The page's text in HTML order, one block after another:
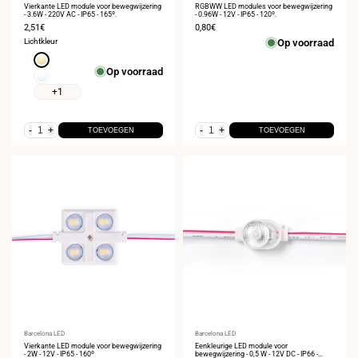
Vierkante LED module voor bewegwijzering
- 3.6W - 220V AC - IP65 - 165º.
Verkoopprijs
2,51€
Lichtkleur
Warm
3000K
+1
Op voorraad
- + TOEVOEGEN
RGBWW LED modules voor bewegwijzering
- 0.96W - 12V - IP65 - 120º.
Verkoopprijs
0,80€
Op voorraad
- + TOEVOEGEN
Leverancier:
Barcelona LED
Vierkante LED module voor bewegwijzering
- 2W - 12V - IP65 - 160º
Leverancier:
Barcelona LED
Eenkleurige LED module voor
bewegwijzering - 0,5 W - 12V DC - IP66 -